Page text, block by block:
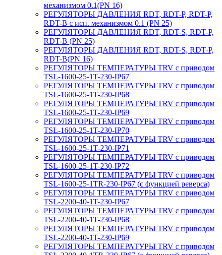
механизмом 0.1(PN 16)
РЕГУЛЯТОРЫ ДАВЛЕНИЯ RDT, RDT-P, RDT-P,
RDT-B с исп. механизмом 0.1 (PN 25)
РЕГУЛЯТОРЫ ДАВЛЕНИЯ RDT, RDT-S, RDT-P,
RDT-B (PN 25)
РЕГУЛЯТОРЫ ДАВЛЕНИЯ RDT, RDT-S, RDT-P,
RDT-B(PN 16)
РЕГУЛЯТОРЫ ТЕМПЕРАТУРЫ TRV с приводом
TSL-1600-25-1T-230-IP67
РЕГУЛЯТОРЫ ТЕМПЕРАТУРЫ TRV с приводом
TSL-1600-25-1T-230-IP68
РЕГУЛЯТОРЫ ТЕМПЕРАТУРЫ TRV с приводом
TSL-1600-25-1T-230-IP69
РЕГУЛЯТОРЫ ТЕМПЕРАТУРЫ TRV с приводом
TSL-1600-25-1T-230-IP70
РЕГУЛЯТОРЫ ТЕМПЕРАТУРЫ TRV с приводом
TSL-1600-25-1T-230-IP71
РЕГУЛЯТОРЫ ТЕМПЕРАТУРЫ TRV с приводом
TSL-1600-25-1T-230-IP72
РЕГУЛЯТОРЫ ТЕМПЕРАТУРЫ TRV с приводом
TSL-1600-25-1TR-230-IP67 (с функцией реверса)
РЕГУЛЯТОРЫ ТЕМПЕРАТУРЫ TRV с приводом
TSL-2200-40-1T-230-IP67
РЕГУЛЯТОРЫ ТЕМПЕРАТУРЫ TRV с приводом
TSL-2200-40-1T-230-IP68
РЕГУЛЯТОРЫ ТЕМПЕРАТУРЫ TRV с приводом
TSL-2200-40-1T-230-IP69
РЕГУЛЯТОРЫ ТЕМПЕРАТУРЫ TRV с приводом